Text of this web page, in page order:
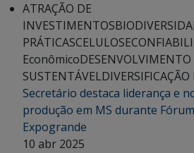
ATRAÇÃO DE
INVESTIMENTOS
PRÁTICASCELULOSE
EconômicoDESENVOLVIMENTO
SUSTENTÁVEL
Secretário destaca liderança e
produção em MS durante
Expogrande
10 abr 2025